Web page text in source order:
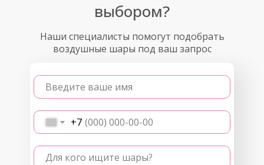
Наши специалисты помогут подобрать
воздушные шары под ваш запрос
Введите ваше имя
+7
Для кого ищите шары?
выбором?